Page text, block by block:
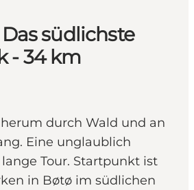
südlichste
- 34 km
durch Wald und an
Eine unglaublich
Tour. Startpunkt ist
in Bøtø im südlichen